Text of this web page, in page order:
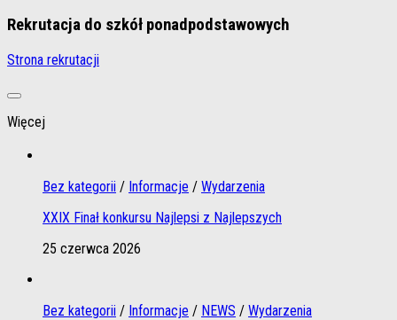
Rekrutacja do szkół ponadpodstawowych
Strona rekrutacji
Więcej
Bez kategorii / Informacje / Wydarzenia
XXIX Finał konkursu Najlepsi z Najlepszych
25 czerwca 2026
Bez kategorii / Informacje / NEWS / Wydarzenia